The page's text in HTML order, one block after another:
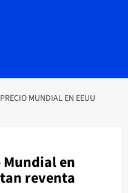
MUNDIAL EN EEUU
en
reventa